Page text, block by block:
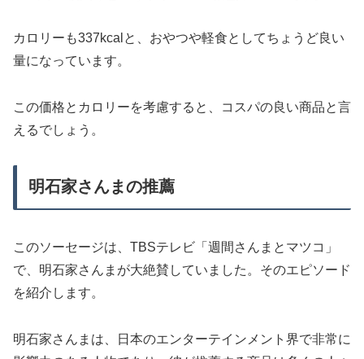
カロリーも337kcalと、おやつや軽食としてちょうど良い
量になっています。
この価格とカロリーを考慮すると、コスパの良い商品と言
えるでしょう。
明石家さんまの推薦
このソーセージは、TBSテレビ「週間さんまとマツコ」
で、明石家さんまが大絶賛していました。そのエピソード
を紹介します。
明石家さんまは、日本のエンターテインメント界で非常に